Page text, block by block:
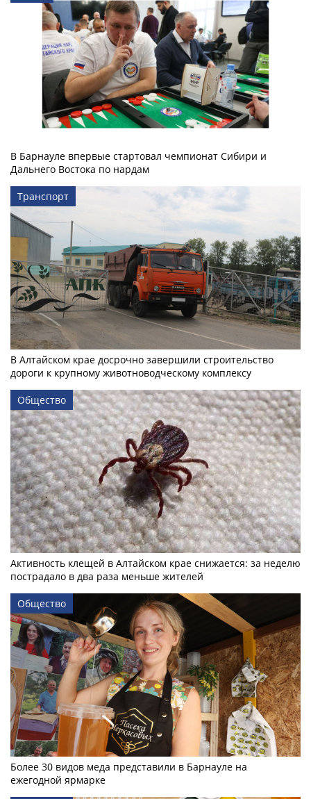
В Барнауле впервые стартовал чемпионат Сибири и
Дальнего Востока по нардам
Транспорт
В Алтайском крае досрочно завершили строительство
дороги к крупному животноводческому комплексу
Общество
Активность клещей в Алтайском крае снижается: за неделю
пострадало в два раза меньше жителей
Общество
Более 30 видов меда представили в Барнауле на
ежегодной ярмарке